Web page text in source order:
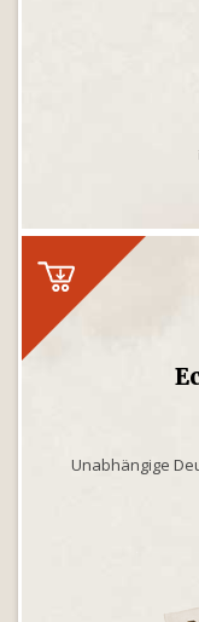
Unabhängige